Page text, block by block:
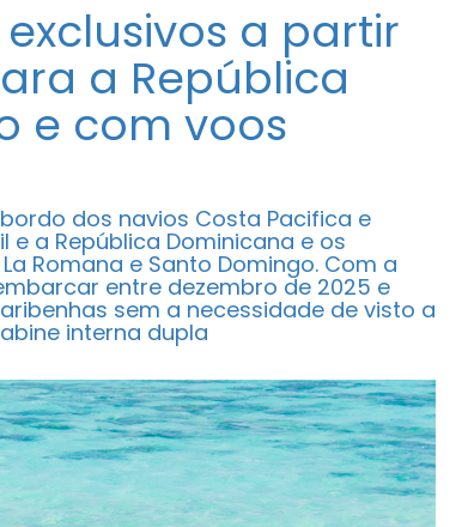
a partir
a República
e com voos
dos navios Costa Pacifica e
e a República Dominicana e os
Romana e Santo Domingo. Com a
entre dezembro de 2025 e
sem a necessidade de visto a
interna dupla